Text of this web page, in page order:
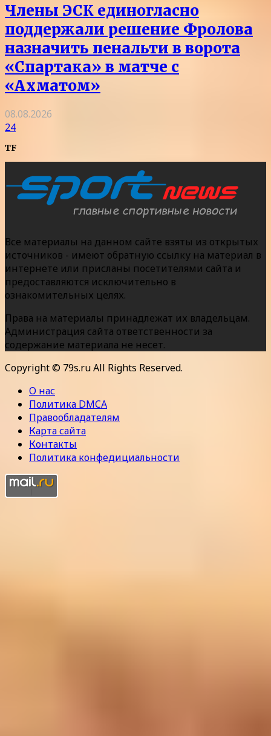
Члены ЭСК единогласно
поддержали решение Фролова
назначить пенальти в ворота
«Спартака» в матче с
«Ахматом»
08.08.2026
24
TF
Все материалы на данном сайте взяты из открытых
источников - имеют обратную ссылку на материал в
интернете или присланы посетителями сайта и
предоставляются исключительно в
ознакомительных целях.
Права на материалы принадлежат их владельцам.
Администрация сайта ответственности за
содержание материала не несет.
Copyright © 79s.ru All Rights Reserved.
О нас
Политика DMCA
Правообладателям
Карта сайта
Контакты
Политика конфедициальности